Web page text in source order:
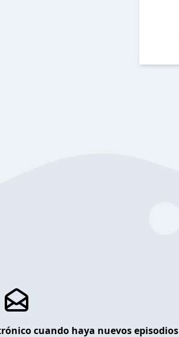
cuando haya nuevos episodios